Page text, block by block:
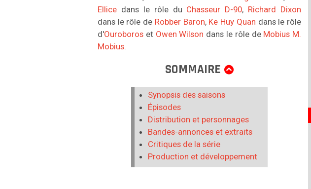
Ellice dans le rôle du Chasseur D-90, Richard Dixon
dans le rôle de Robber Baron, Ke Huy Quan dans le rôle
d'Ouroboros et Owen Wilson dans le rôle de Mobius M.
Mobius
SOMMAIRE
Synopsis des saisons
Épisodes
Distribution et personnages
Bandes-annonces et extraits
Critiques de la série
Production et développement